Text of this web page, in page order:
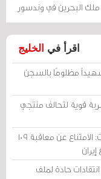
البحرين في وندسور
اقرأ في الخليج
مظلومًا بالسجن
قوية لتحالف منتجي
محكمة «أمن الدولة» في الكويت: الامتناع عن معاقبة 109
حادة لملف